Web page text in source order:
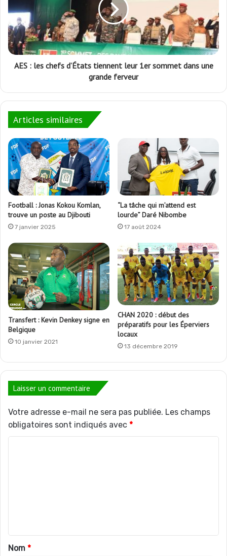
AES : les chefs d’États tiennent leur 1er sommet dans une
grande ferveur
Articles similaires
Football : Jonas Kokou Komlan,
trouve un poste au Djibouti
7 janvier 2025
“La tâche qui m’attend est
lourde” Daré Nibombe
17 août 2024
Transfert : Kevin Denkey signe en
Belgique
10 janvier 2021
CHAN 2020 : début des
préparatifs pour les Éperviers
locaux
13 décembre 2019
Laisser un commentaire
Votre adresse e-mail ne sera pas publiée. Les champs
obligatoires sont indiqués avec *
t
a
Nom *